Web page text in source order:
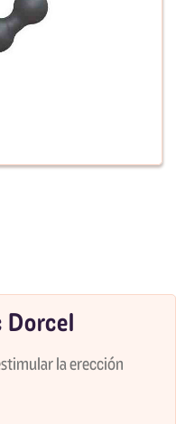
Dorcel
la erección